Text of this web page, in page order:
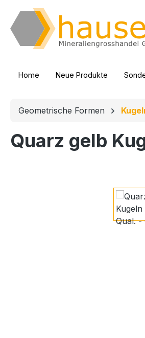
Hauptinhalt springen
Zur Suche springen
Zur Hauptnavigation springen
Home Neue Produkte
Geometrische Formen
Quarz gelb
Bildergalerie überspringen